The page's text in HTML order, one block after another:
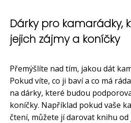
Dárky pro kamarádky,
jejich zájmy a koníčky
Přemýšlíte nad tím, jakou dát
Pokud víte, co ji baví a co má
na dárky, které budou
koníčky. Například pokud vaše
čtení, můžete jí darovat knihu